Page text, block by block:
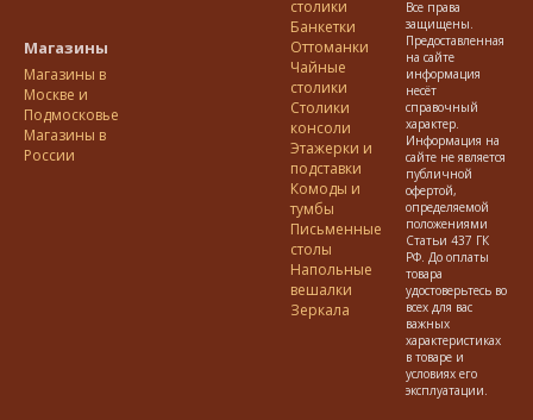
Магазины
Магазины в
Москве и
Подмосковье
Магазины в
России
столики
Банкетки
Оттоманки
Чайные
столики
Столики
консоли
Этажерки и
подставки
Комоды и
тумбы
Письменные
столы
Напольные
вешалки
Зеркала
Все права
защищены.
Предоставленная
на сайте
информация
несёт
справочный
характер.
Информация на
сайте не является
публичной
офертой,
определяемой
положениями
Статьи 437 ГК
РФ. До оплаты
товара
удостоверьтесь во
всех для вас
важных
характеристиках
в товаре и
условиях его
эксплуатации.